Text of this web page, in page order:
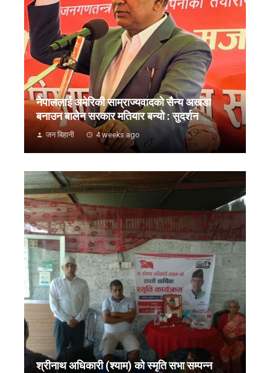
नेपाललाई अमेरिकी साम्राज्यवादको सैन्य अखडा
बनाउन बालेन सरकार मतियार बन्यो : सुदर्शन
जन बिहानी 4 weeks ago
श्रीनाथ अधिकारी (श्याम) को स्मृति सभा सम्पन्न